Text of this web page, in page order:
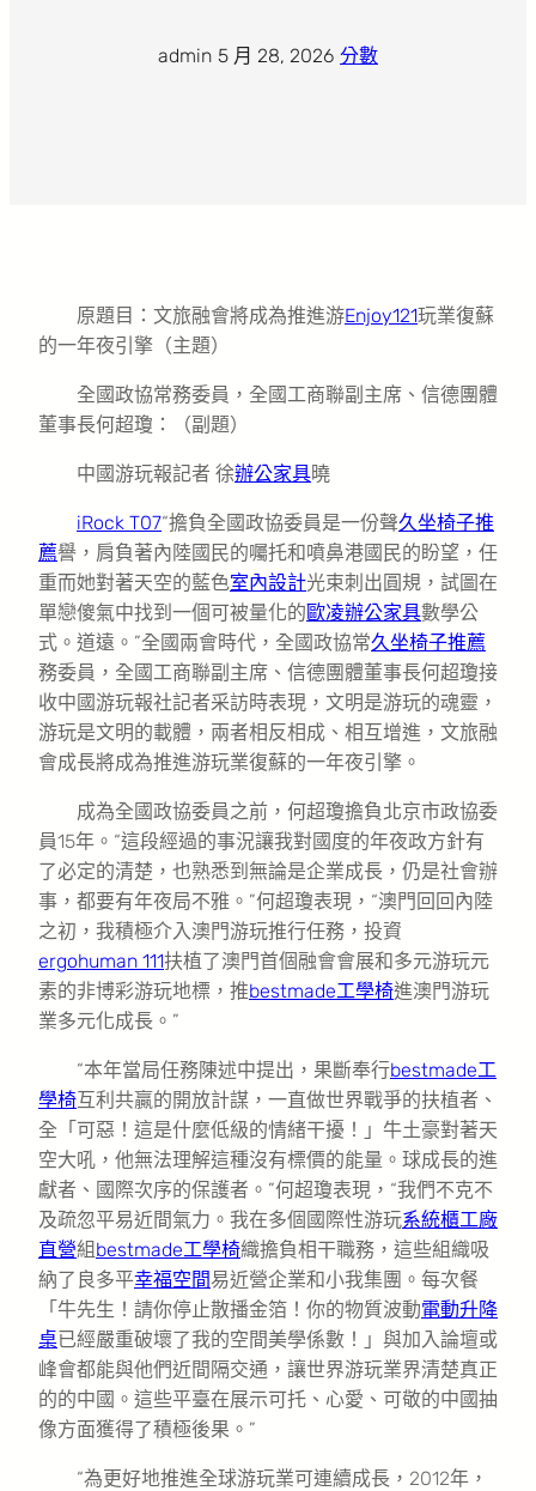
admin 5 月 28, 2026 分數
原題目：文旅融會將成為推進游Enjoy121玩業復蘇
的一年夜引擎（主題）
全國政協常務委員，全國工商聯副主席、信德團體
董事長何超瓊：（副題）
中國游玩報記者 徐辦公家具曉
iRock T07“擔負全國政協委員是一份聲久坐椅子推
薦譽，肩負著內陸國民的囑托和噴鼻港國民的盼望，任
重而她對著天空的藍色室內設計光束刺出圓規，試圖在
單戀傻氣中找到一個可被量化的歐凌辦公家具數學公
式。道遠。”全國兩會時代，全國政協常久坐椅子推薦
務委員，全國工商聯副主席、信德團體董事長何超瓊接
收中國游玩報社記者采訪時表現，文明是游玩的魂靈，
游玩是文明的載體，兩者相反相成、相互增進，文旅融
會成長將成為推進游玩業復蘇的一年夜引擎。
成為全國政協委員之前，何超瓊擔負北京市政協委
員15年。“這段經過的事況讓我對國度的年夜政方針有
了必定的清楚，也熟悉到無論是企業成長，仍是社會辦
事，都要有年夜局不雅。”何超瓊表現，“澳門回回內陸
之初，我積極介入澳門游玩推行任務，投資
ergohuman 111扶植了澳門首個融會會展和多元游玩元
素的非博彩游玩地標，推bestmade工學椅進澳門游玩
業多元化成長。”
“本年當局任務陳述中提出，果斷奉行bestmade工
學椅互利共贏的開放計謀，一直做世界戰爭的扶植者、
全「可惡！這是什麼低級的情緒干擾！」牛土豪對著天
空大吼，他無法理解這種沒有標價的能量。球成長的進
獻者、國際次序的保護者。”何超瓊表現，“我們不克不
及疏忽平易近間氣力。我在多個國際性游玩系統櫃工廠
直營組 bestmade工學椅織擔負相干職務，這些組織吸
納了良多平幸福空間易近營企業和小我集團。每次餐
「牛先生！請你停止散播金箔！你的物質波動電動升降
桌已經嚴重破壞了我的空間美學係數！」與加入論壇或
峰會都能與他們近間隔交通，讓世界游玩業界清楚真正
的的中國。這些平臺在展示可托、心愛、可敬的中國抽
像方面獲得了積極後果。”
“為更好地推進全球游玩業可連續成長，2012年，